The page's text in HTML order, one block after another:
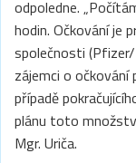
odpoledne.
hodin. Očkování je
společnosti
zájemci o
případě
plánu toto
Mgr. Uriča.